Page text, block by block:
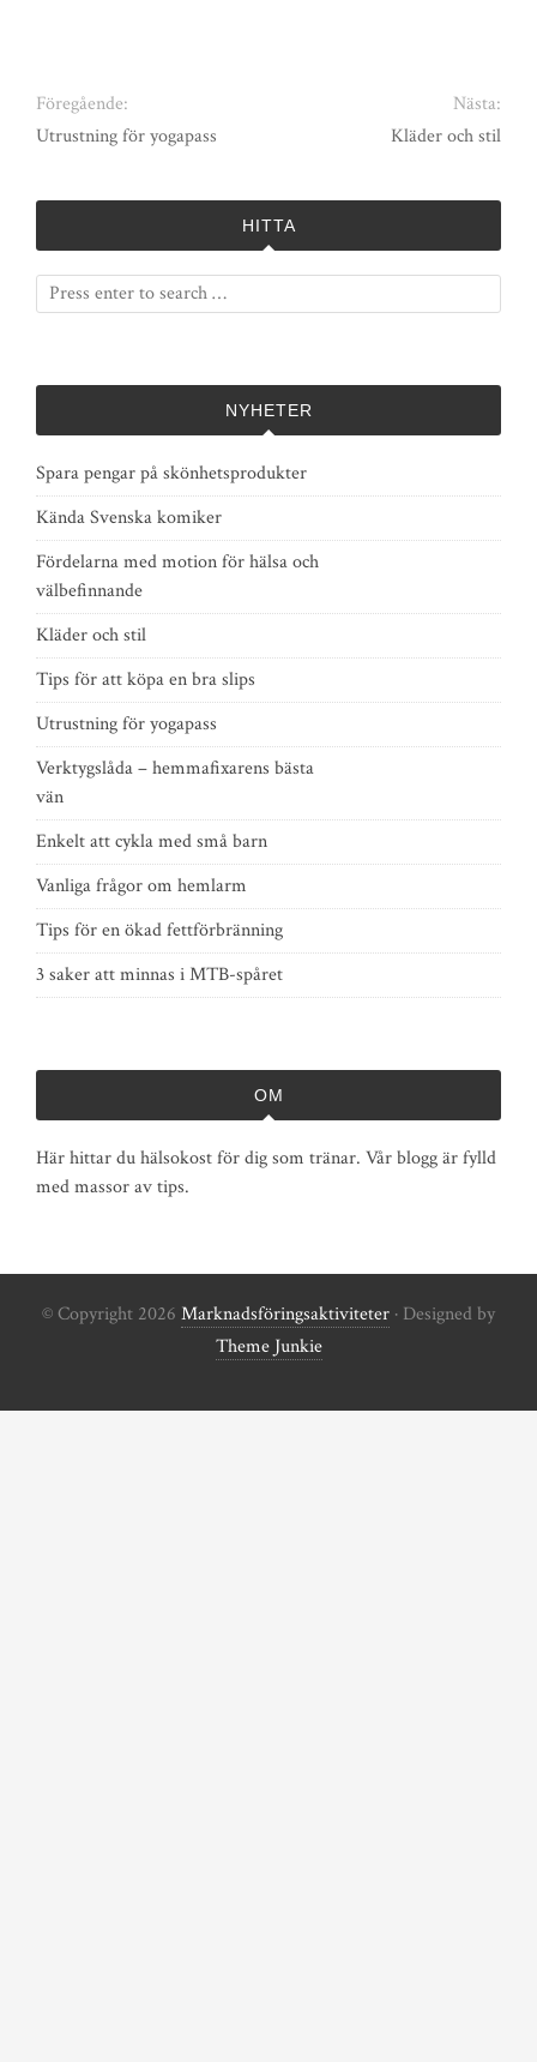
Föregående:
Utrustning för yogapass
Nästa:
Kläder och stil
HITTA
NYHETER
Spara pengar på skönhetsprodukter
Kända Svenska komiker
Fördelarna med motion för hälsa och
välbefinnande
Kläder och stil
Tips för att köpa en bra slips
Utrustning för yogapass
Verktygslåda – hemmafixarens bästa
vän
Enkelt att cykla med små barn
Vanliga frågor om hemlarm
Tips för en ökad fettförbränning
3 saker att minnas i MTB-spåret
OM
Här hittar du hälsokost för dig som tränar. Vår blogg är fylld
med massor av tips.
© Copyright 2026 Marknadsföringsaktiviteter · Designed by
Theme Junkie